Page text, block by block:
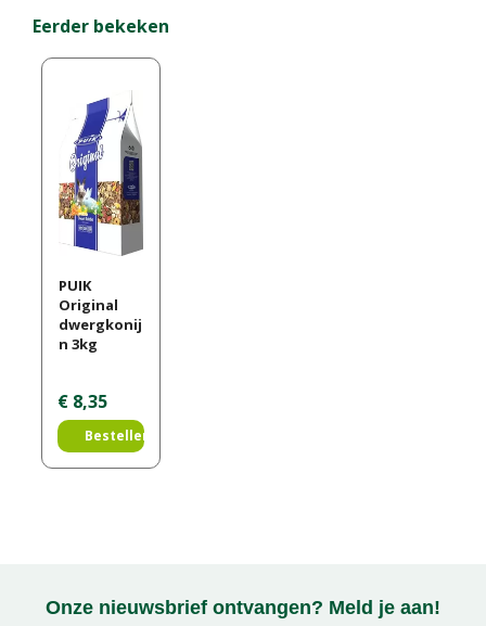
Eerder bekeken
PUIK
Original
dwergkonij
n 3kg
€ 8,35
Bestellen
Onze nieuwsbrief ontvangen? Meld je aan!